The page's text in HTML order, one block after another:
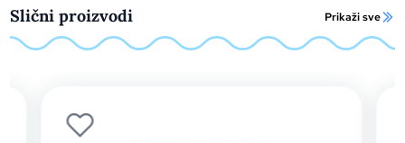
Slični proizvodi Prikaži sve